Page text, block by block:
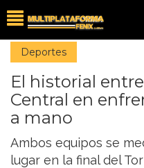
Deportes
El historial
Central en
a mano
Ambos equipos se
lugar en la final del